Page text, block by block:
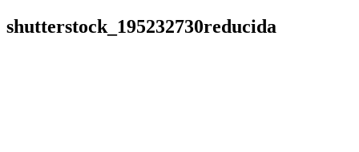
shutterstock_195232730reducida